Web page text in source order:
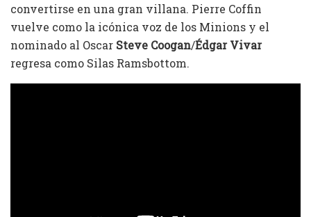
convertirse en una gran villana. Pierre Coffin
vuelve como la icónica voz de los Minions y el
nominado al Oscar Steve Coogan/Édgar Vivar
regresa como Silas Ramsbottom.